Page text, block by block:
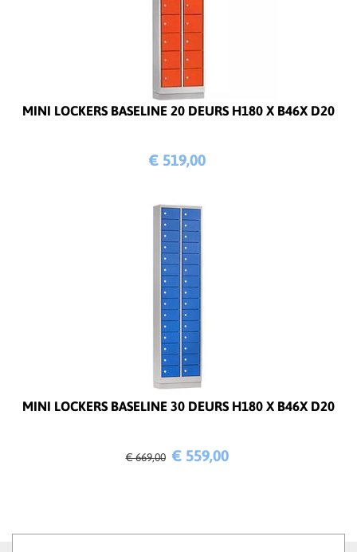
MINI LOCKERS BASELINE 20 DEURS H180 X B46X D20
€ 519,00
MINI LOCKERS BASELINE 30 DEURS H180 X B46X D20
€ 669,00 € 559,00